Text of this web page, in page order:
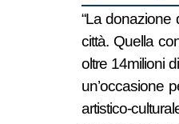
“La donazione
città. Quella
oltre 14milioni
un’occasione
artistico-